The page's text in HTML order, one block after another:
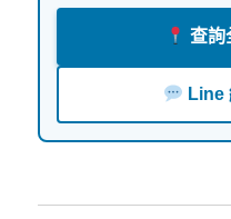
查詢
Line